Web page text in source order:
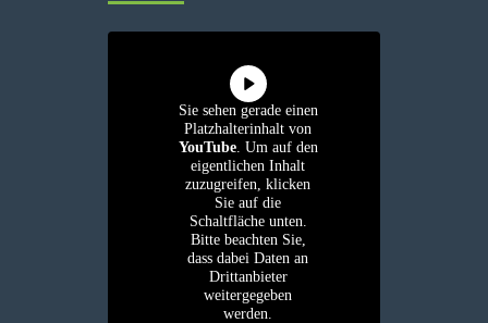
Sie sehen gerade einen
Platzhalterinhalt von
YouTube. Um auf den
eigentlichen Inhalt
zuzugreifen, klicken
Sie auf die
Schaltfläche unten.
Bitte beachten Sie,
dass dabei Daten an
Drittanbieter
weitergegeben
werden.